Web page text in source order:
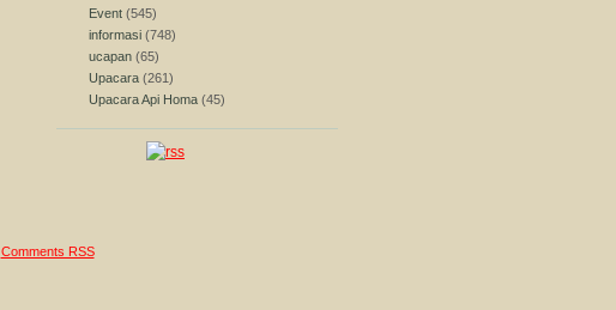
Event (545)
informasi (748)
ucapan (65)
Upacara (261)
Upacara Api Homa (45)
Comments RSS